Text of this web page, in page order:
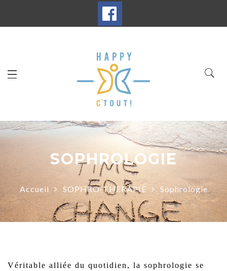
SOPHROLOGIE
Accueil SOPHRO-THERAPIE Sophrologie
Véritable alliée du quotidien, la sophrologie se